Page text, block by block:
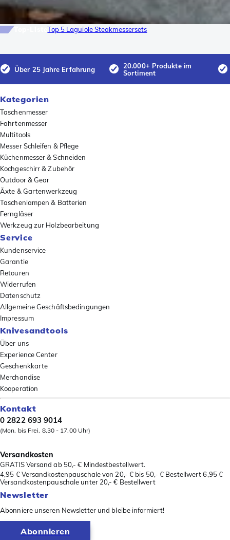
Top-ListeTop 5 Laguiole Steakmessersets
Über 25 Jahre Erfahrung
20.000+ Produkte im
Sortiment
Kategorien
Taschenmesser
Fahrtenmesser
Multitools
Messer Schleifen & Pflege
Küchenmesser & Schneiden
Kochgeschirr & Zubehör
Outdoor & Gear
Äxte & Gartenwerkzeug
Taschenlampen & Batterien
Ferngläser
Werkzeug zur Holzbearbeitung
Service
Kundenservice
Garantie
Retouren
Widerrufen
Datenschutz
Allgemeine Geschäftsbedingungen
Impressum
Knivesandtools
Über uns
Experience Center
Geschenkkarte
Merchandise
Kooperation
Kontakt
0 2822 693 9014
(Mon. bis Frei. 8.30 - 17.00 Uhr)
Versandkosten
GRATIS Versand ab 50,- € Mindestbestellwert.
4,95 € Versandkostenpauschale von 20,- € bis 50,- € Bestellwert 6,95 €
Versandkostenpauschale unter 20,- € Bestellwert
Newsletter
Abonniere unseren Newsletter und bleibe informiert!
Abonnieren